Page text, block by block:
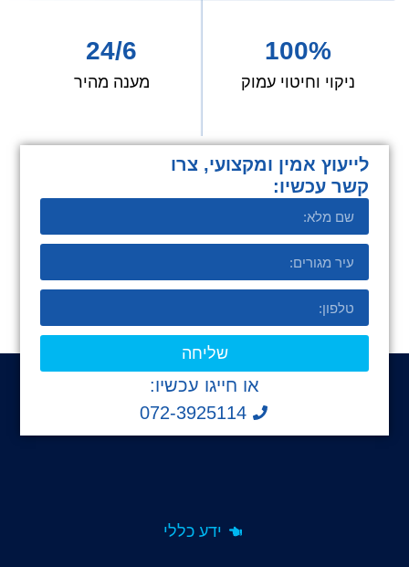
100%
ניקוי וחיטוי עמוק
24/6
מענה מהיר
לייעוץ אמין ומקצועי, צרו
קשר עכשיו:​
שליחה
או חייגו עכשיו:
072-3925114
ידע כללי